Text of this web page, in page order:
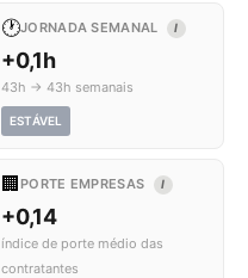
🕐JORNADA SEMANAL I
+0,1h
43h → 43h semanais
ESTÁVEL
🏢 PORTE EMPRESAS I
+0,14
índice de porte médio das
contratantes